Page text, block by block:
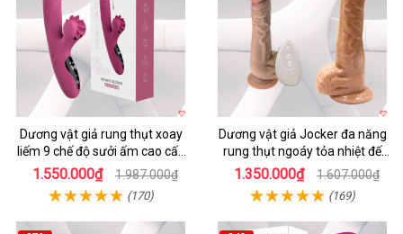
Dương vật giả rung thụt xoay
liếm 9 chế độ sưởi ấm cao cấp
Yeain Hot Whell
1.550.000₫ 1.987.000₫
(170)
Dương vật giả Jocker đa năng
rung thụt ngoáy tỏa nhiệt đế
dính tường
1.350.000₫ 1.607.000₫
(169)